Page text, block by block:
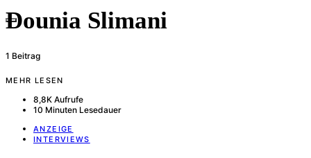
Dounia Slimani
1 Beitrag
MEHR LESEN
8,8K Aufrufe
10 Minuten Lesedauer
ANZEIGE
INTERVIEWS